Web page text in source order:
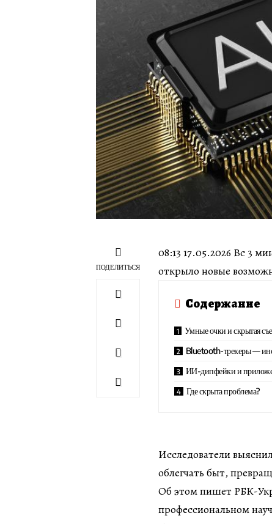
ПОДЕЛИТЬСЯ
08:13 17.05.2026 Вс 3
открыло новые
Содержание
Умные очки и скрытая
Bluetooth-трекеры —
ИИ-дипфейки и
Где скрыта проблема?
Исследователи
облегчать быт,
Об этом пишет РБК-
профессиональном